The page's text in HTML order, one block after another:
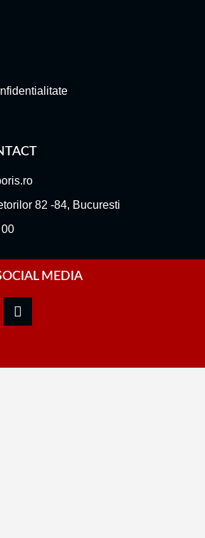
82 -84, Bucuresti
MEDIA